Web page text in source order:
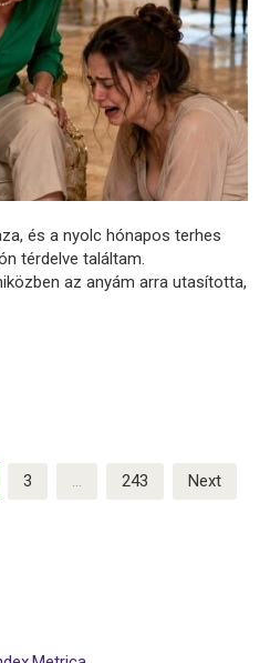
és a nyolc hónapos terhes
térdelve találtam.
az anyám arra utasította,
3 … 243 Next